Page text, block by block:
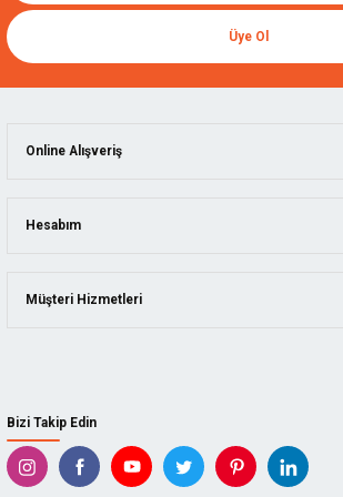
Sia 7983 Siasponge Flex Sünger Zımpara 98x120 mm -
46,20 TL
Üye Ol
Bizi Takip Edin
Online Alışveriş
Hesabım
Müşteri Hizmetleri